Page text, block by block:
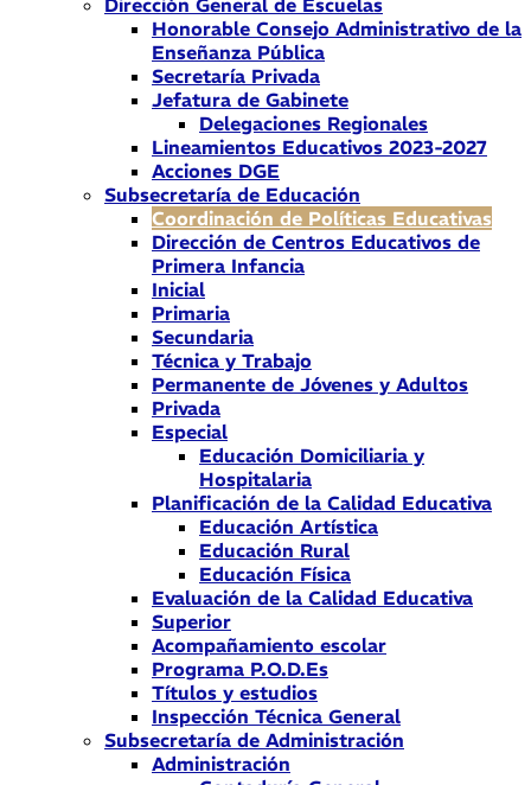
Dirección General de Escuelas
Honorable Consejo Administrativo de la
Enseñanza Pública
Secretaría Privada
Jefatura de Gabinete
Delegaciones Regionales
Lineamientos Educativos 2023-2027
Acciones DGE
Subsecretaría de Educación
Coordinación de Políticas Educativas
Dirección de Centros Educativos de
Primera Infancia
Inicial
Primaria
Secundaria
Técnica y Trabajo
Permanente de Jóvenes y Adultos
Privada
Especial
Educación Domiciliaria y
Hospitalaria
Planificación de la Calidad Educativa
Educación Artística
Educación Rural
Educación Física
Evaluación de la Calidad Educativa
Superior
Acompañamiento escolar
Programa P.O.D.Es
Títulos y estudios
Inspección Técnica General
Subsecretaría de Administración
Administración